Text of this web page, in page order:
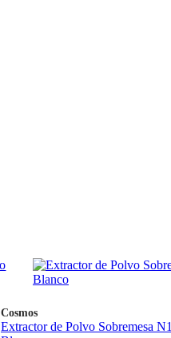
Cosmos
Extractor de Polvo Sobremesa N1